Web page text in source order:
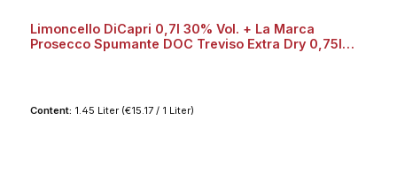
Limoncello DiCapri 0,7l 30% Vol. + La Marca
Prosecco Spumante DOC Treviso Extra Dry 0,75l
Content: 1.45 Liter (€15.17 / 1 Liter)